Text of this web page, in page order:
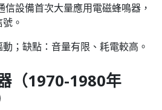
信設備首次大量應用電磁蜂鳴器，
。​
；缺點：音量有限、耗電較高。
（1970-1980年